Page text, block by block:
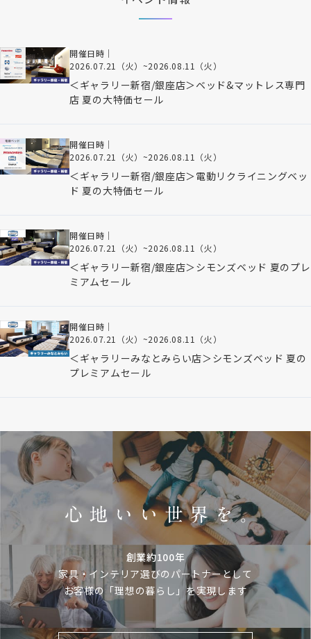
開催日時｜
2026.07.21（火） ~2026.08.11（火）
＜ギャラリー新宿/銀座店＞ベッド&マットレス専門
店 夏の大特価セール
開催日時｜
2026.07.21（火） ~2026.08.11（火）
＜ギャラリー新宿/銀座店＞電動リクライニングベッ
ド 夏の大特価セール
開催日時｜
2026.07.21（火） ~2026.08.11（火）
＜ギャラリー新宿/銀座店＞シモンズベッド 夏のプレ
ミアムセール
開催日時｜
2026.07.21（火） ~2026.08.11（火）
＜ギャラリーみなとみらい店＞シモンズベッド 夏の
プレミアムセール
創業約100年
家具・インテリア選びのパートナーとして
お客様の「理想の暮らし」を実現します